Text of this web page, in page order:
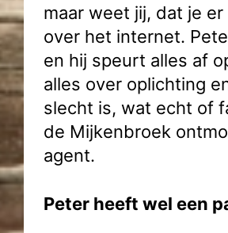
maar weet jij, dat je
over het internet.
en hij speurt alles af
alles over oplichting
slecht is, wat echt of
de Mijkenbroek
agent.
Peter heeft wel een